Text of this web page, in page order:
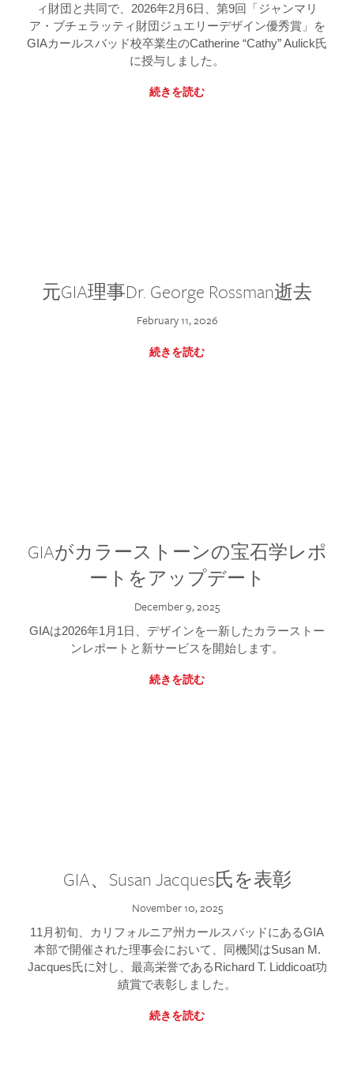
ィ財団と共同で、2026年2月6日、第9回「ジャンマリ
ア・ブチェラッティ財団ジュエリーデザイン優秀賞」を
GIAカールスバッド校卒業生のCatherine “Cathy” Aulick氏
に授与しました。
続きを読む
元GIA理事Dr. George Rossman逝去
February 11, 2026
続きを読む
GIAがカラーストーンの宝石学レポ
ートをアップデート
December 9, 2025
GIAは2026年1月1日、デザインを一新したカラーストー
ンレポートと新サービスを開始します。
続きを読む
GIA、Susan Jacques氏を表彰
November 10, 2025
11月初旬、カリフォルニア州カールスバッドにあるGIA
本部で開催された理事会において、同機関はSusan M.
Jacques氏に対し、最高栄誉であるRichard T. Liddicoat功
績賞で表彰しました。
続きを読む